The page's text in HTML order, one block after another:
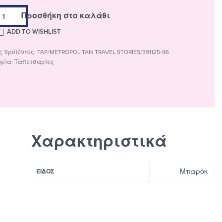
Προσθήκη στο καλάθι
ADD TO WISHLIST
TAP/METROPOLITAN TRAVEL STORIES/391125-96
Ταπετσαρίες
Χαρακτηριστικά
ΕΊΔΟΣ Μπαρόκ